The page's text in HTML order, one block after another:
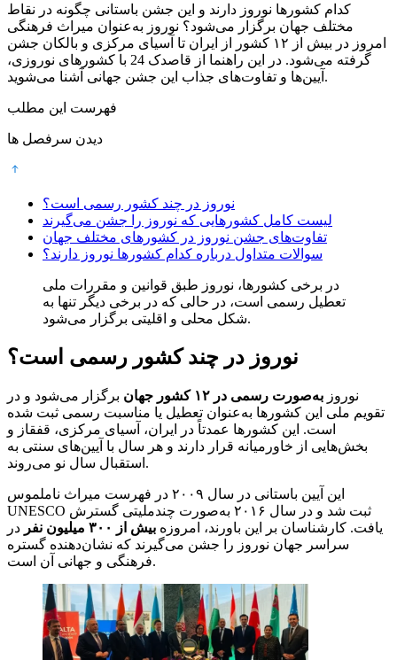
کدام کشورها نوروز دارند و این جشن باستانی چگونه در نقاط
مختلف جهان برگزار می‌شود؟ نوروز به‌عنوان میراث فرهنگی
امروز در بیش از ۱۲ کشور از ایران تا آسیای مرکزی و بالکان جشن
گرفته می‌شود. در این راهنما از قاصدک 24 با کشورهای نوروزی،
آیین‌ها و تفاوت‌های جذاب این جشن جهانی آشنا می‌شوید.
فهرست این مطلب
دیدن سرفصل ها
نوروز در چند کشور رسمی است؟
لیست کامل کشورهایی که نوروز را جشن می‌گیرند
تفاوت‌های جشن نوروز در کشورهای مختلف جهان
سوالات متداول درباره کدام کشورها نوروز دارند؟
در برخی کشورها، نوروز طبق قوانین و مقررات ملی
تعطیل رسمی است، در حالی که در برخی دیگر تنها به
شکل محلی و اقلیتی برگزار می‌شود.
نوروز در چند کشور رسمی است؟
نوروز به‌صورت رسمی در ۱۲ کشور جهان
برگزار می‌شود و در
تقویم ملی این کشورها به‌عنوان تعطیل یا مناسبت رسمی ثبت شده
است. این کشورها عمدتاً در ایران، آسیای مرکزی، قفقاز و
بخش‌هایی از خاورمیانه قرار دارند و هر سال با آیین‌های سنتی به
استقبال سال نو می‌روند.
این آیین باستانی در سال ۲۰۰۹ در فهرست میراث ناملموس
UNESCO ثبت شد و در سال ۲۰۱۶ به‌صورت چندملیتی گسترش
یافت. کارشناسان بر این باورند، امروزه بیش از ۳۰۰ میلیون نفر
در
سراسر جهان نوروز را جشن می‌گیرند که نشان‌دهنده گستره
فرهنگی و جهانی آن است.